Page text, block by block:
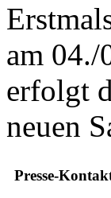
am 04./
erfolgt
neuen
Presse-